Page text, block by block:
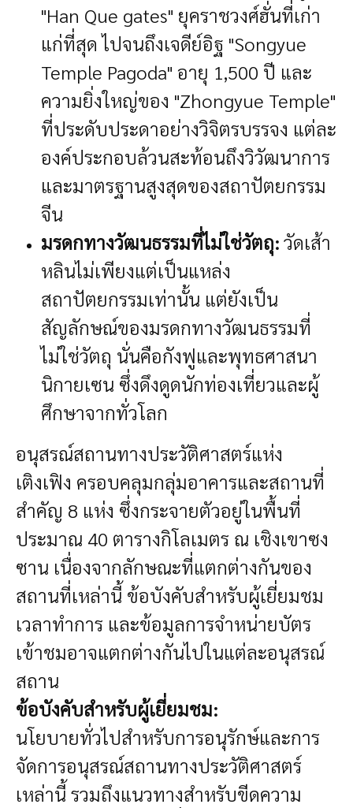
"Han Que gates" ยุคราชวงศ์ฮั่นที่เก่า
แก่ที่สุด ไปจนถึงเจดีย์อิฐ "Songyue
Temple Pagoda" อายุ 1,500 ปี และ
ความยิ่งใหญ่ของ "Zhongyue Temple"
ที่ประดับประดาอย่างวิจิตรบรรจง แต่ละ
องค์ประกอบล้วนสะท้อนถึงวิวัฒนาการ
และมาตรฐานสูงสุดของสถาปัตยกรรม
จีน
มรดกทางวัฒนธรรมที่ไม่ใช่วัตถุ:วัดเส้า
หลินไม่เพียงแต่เป็นแหล่ง
สถาปัตยกรรมเท่านั้น แต่ยังเป็น
สัญลักษณ์ของมรดกทางวัฒนธรรมที่
ไม่ใช่วัตถุ นั่นคือกังฟูและพุทธศาสนา
นิกายเซน ซึ่งดึงดูดนักท่องเที่ยวและผู้
ศึกษาจากทั่วโลก
อนุสรณ์สถานทางประวัติศาสตร์แห่ง
เติงเฟิง ครอบคลุมกลุ่มอาคารและสถานที่
สำคัญ 8 แห่ง ซึ่งกระจายตัวอยู่ในพื้นที่
ประมาณ 40 ตารางกิโลเมตร ณ เชิงเขาซง
ซาน เนื่องจากลักษณะที่แตกต่างกันของ
สถานที่เหล่านี้ ข้อบังคับสำหรับผู้เยี่ยมชม
เวลาทำการ และข้อมูลการจำหน่ายบัตร
เข้าชมอาจแตกต่างกันไปในแต่ละอนุสรณ์
สถาน
ข้อบังคับสำหรับผู้เยี่ยมชม:
นโยบายทั่วไปสำหรับการอนุรักษ์และการ
จัดการอนุสรณ์สถานทางประวัติศาสตร์
เหล่านี้ รวมถึงแนวทางสำหรับขีดความ